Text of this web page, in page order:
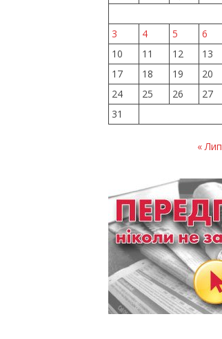
3
4 5 6
10
11 12 13
17
18 19 20
24
25 26 27
31
« Лип